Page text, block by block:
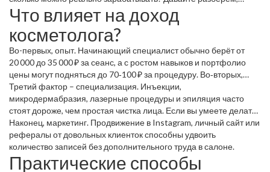
какие цифры встречаются в отрасли, и что именно влияет на
ваш доход.
Что влияет на доход
косметолога?
Во-первых, опыт. Начинающий специалист обычно берёт от
20 000 до 35 000 ₽ за сеанс, а с ростом навыков и портфолио
цены могут подняться до 70‑100 ₽ за процедуру. Во‑вторых,
локация: в крупных городах цены выше, а в небольших
населённых пунктах клиентская база может быть ограничена,
но конкуренция ниже.
Третий фактор – специализация. Инъекции,
микродермабразия, лазерные процедуры и эпиляция часто
стоят дороже, чем простая чистка лица. Если вы умеете делать
несколько «премиальных» услуг, ваш доход растёт почти
вдвойне. Четвёртый момент – время. Чем больше часов вы
работаете, тем больше денег в кассе, но важно сохранять
баланс, чтобы не выгореть.
Наконец, маркетинг. Продвижение в Instagram, личный сайт или
рефералы от довольных клиенток способны удвоить
количество записей без дополнительного труда в салоне.
Практические способы